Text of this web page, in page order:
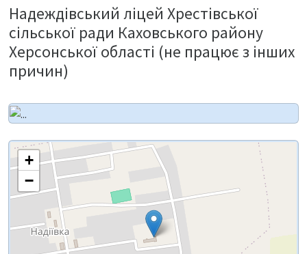
Надеждівський ліцей Хрестівської
сільської ради Каховського району
Херсонської області (не працює з інших
причин)
+
−